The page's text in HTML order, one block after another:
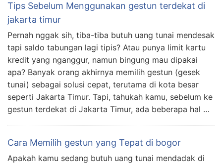
Tips Sebelum Menggunakan gestun terdekat di
jakarta timur
Pernah nggak sih, tiba-tiba butuh uang tunai mendesak
tapi saldo tabungan lagi tipis? Atau punya limit kartu
kredit yang nganggur, namun bingung mau dipakai
apa? Banyak orang akhirnya memilih gestun (gesek
tunai) sebagai solusi cepat, terutama di kota besar
seperti Jakarta Timur. Tapi, tahukah kamu, sebelum ke
gestun terdekat di Jakarta Timur, ada beberapa hal …
Cara Memilih gestun yang Tepat di bogor
Apakah kamu sedang butuh uang tunai mendadak di